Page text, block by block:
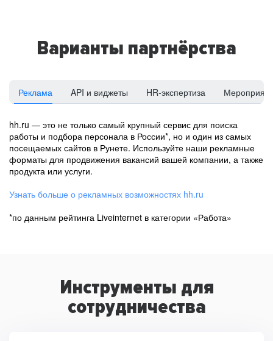
Варианты партнёрства
Реклама API и виджеты HR-экспертиза
hh.ru — это не только самый крупный сервис для поиска
работы и подбора персонала в России*, но и один из самых
посещаемых сайтов в Рунете. Используйте наши рекламные
форматы для продвижения вакансий вашей компании, а также
продукта или услуги.
Узнать больше о рекламных возможностях hh.ru
*по данным рейтинга Liveinternet в категории «Работа»
Инструменты для
сотрудничества